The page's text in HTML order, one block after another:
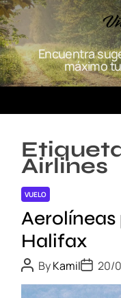
S
k
i
p
t
o
Encuentra
máximo
Airlines
VUELO
Aerolíneas
Halifax
P
o
s
ByKamilP
o
s
20/